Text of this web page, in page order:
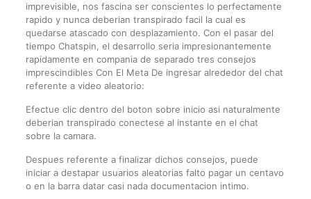
imprevisible, nos fascina ser conscientes lo perfectamente
rapido y nunca deberian transpirado facil la cual es
quedarse atascado con desplazamiento. Con el pasar del
tiempo Chatspin, el desarrollo seri­a impresionantemente
rapidamente en compania de separado tres consejos
imprescindibles Con El Meta De ingresar alrededor del chat
referente a video aleatorio:
Efectue clic dentro del boton sobre inicio asi­ naturalmente
deberian transpirado conectese al instante en el chat
sobre la camara.
Despues referente a finalizar dichos consejos, puede
iniciar a destapar usuarios aleatorias falto pagar un centavo
o en la barra datar casi nada documentacion intimo.